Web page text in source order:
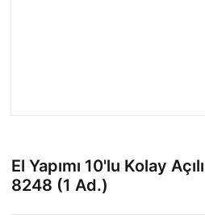
El Yapımı 10'lu Kolay
8248 (1 Ad.)